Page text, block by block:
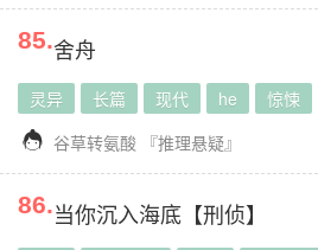
85.舍舟
灵异 长篇 现代 he 惊悚
 谷草转氨酸 『推理悬疑』
86.当你沉入海底【刑侦】